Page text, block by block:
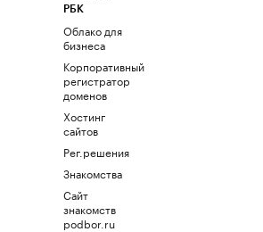
РБК
Облако для
бизнеса
Корпоративный
регистратор
доменов
Хостинг
сайтов
Рег.решения
Знакомства
Сайт
знакомств
podbor.ru